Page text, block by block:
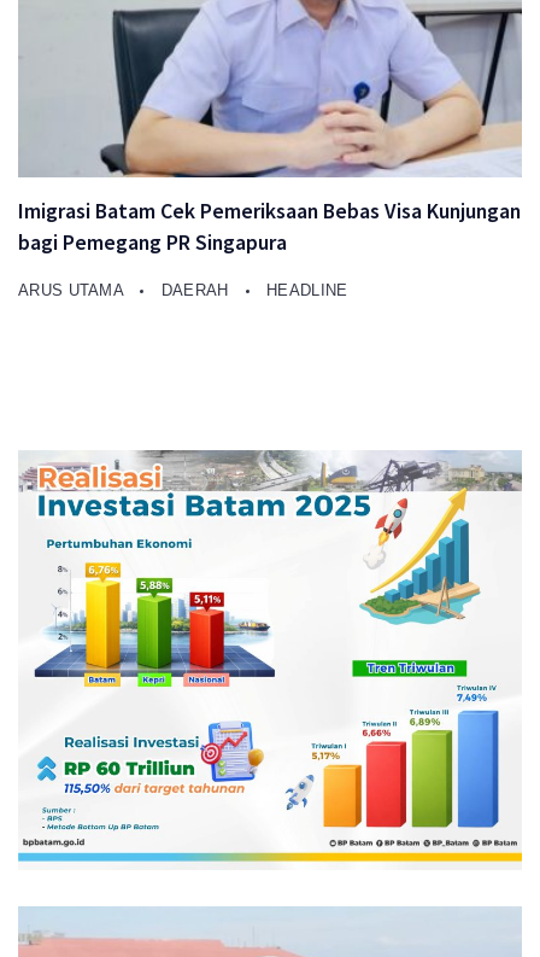
Imigrasi Batam Cek Pemeriksaan Bebas Visa Kunjungan
bagi Pemegang PR Singapura
ARUS UTAMA DAERAH HEADLINE